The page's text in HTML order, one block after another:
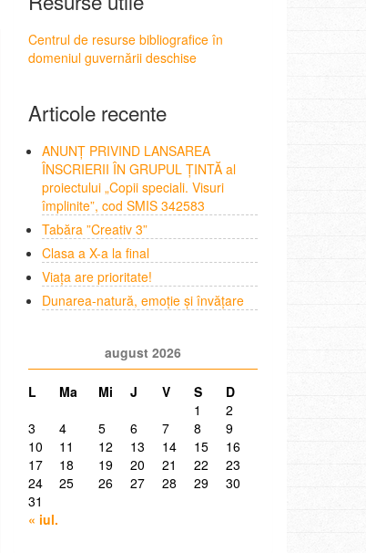
Centrul de resurse bibliografice în
domeniul guvernării deschise
Articole recente
ANUNȚ PRIVIND LANSAREA
ÎNSCRIERII ÎN GRUPUL ȚINTĂ al
proiectului „Copii speciali. Visuri
împlinite”, cod SMIS 342583
Tabăra ”Creativ 3”
Clasa a X-a la final
Viața are prioritate!
Dunarea-natură, emoție și învățare
august 2026
L Ma Mi J V S
D
1
2
3
4 5 6 7 8
9
10
11 12 13 14 15
16
17
18 19 20 21 22
23
24
25 26 27 28 29
30
31
« iul.